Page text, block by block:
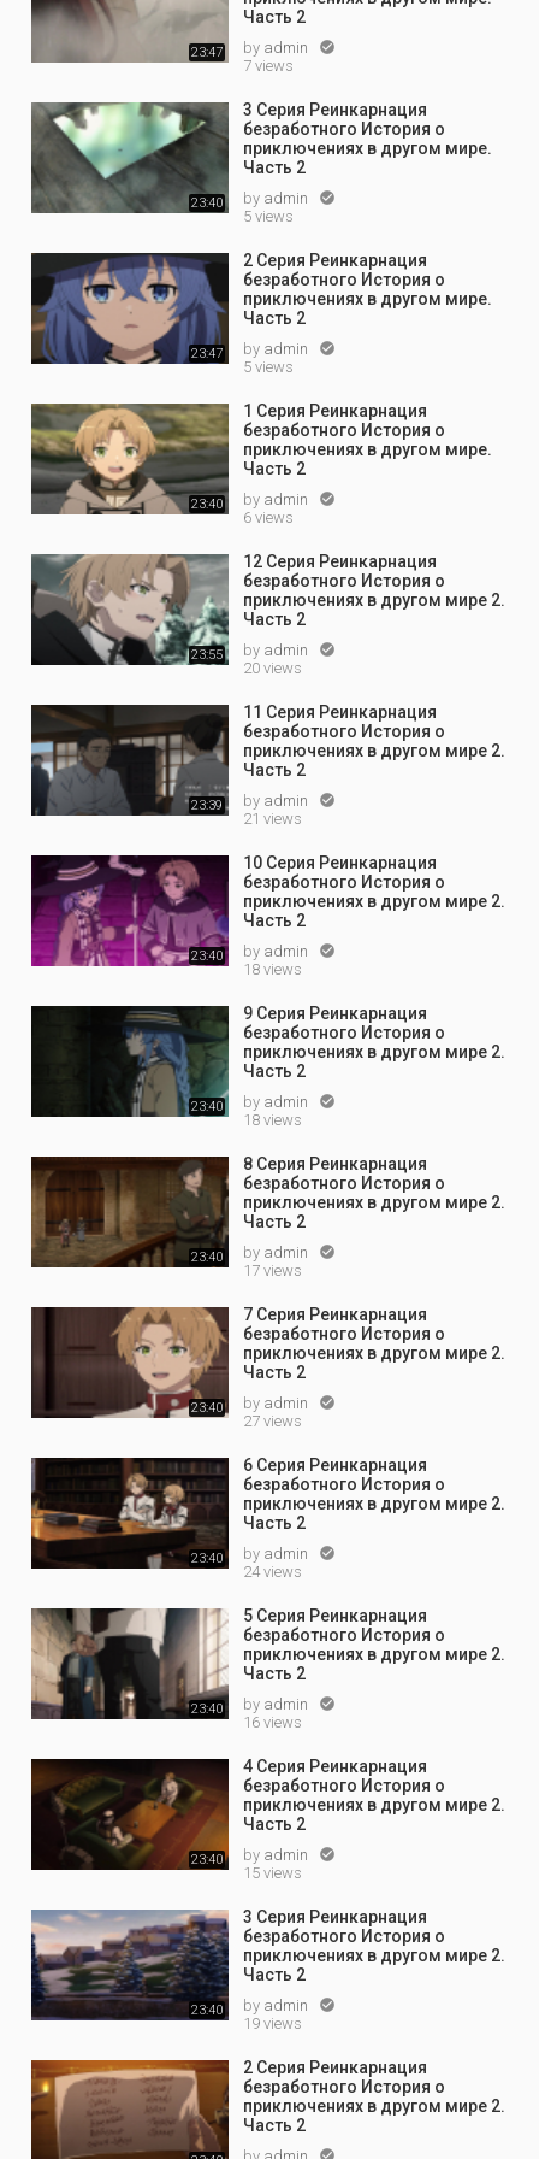
23:47
Часть 2
by admin 
7 views
23:40
3 Серия Реинкарнация
безработного История о
приключениях в другом мире.
Часть 2
by admin 
5 views
23:47
2 Серия Реинкарнация
безработного История о
приключениях в другом мире.
Часть 2
by admin 
5 views
23:40
1 Серия Реинкарнация
безработного История о
приключениях в другом мире.
Часть 2
by admin 
6 views
23:55
12 Серия Реинкарнация
безработного История о
приключениях в другом мире 2.
Часть 2
by admin 
20 views
23:39
11 Серия Реинкарнация
безработного История о
приключениях в другом мире 2.
Часть 2
by admin 
21 views
23:40
10 Серия Реинкарнация
безработного История о
приключениях в другом мире 2.
Часть 2
by admin 
18 views
23:40
9 Серия Реинкарнация
безработного История о
приключениях в другом мире 2.
Часть 2
by admin 
18 views
23:40
8 Серия Реинкарнация
безработного История о
приключениях в другом мире 2.
Часть 2
by admin 
17 views
23:40
7 Серия Реинкарнация
безработного История о
приключениях в другом мире 2.
Часть 2
by admin 
27 views
23:40
6 Серия Реинкарнация
безработного История о
приключениях в другом мире 2.
Часть 2
by admin 
24 views
23:40
5 Серия Реинкарнация
безработного История о
приключениях в другом мире 2.
Часть 2
by admin 
16 views
23:40
4 Серия Реинкарнация
безработного История о
приключениях в другом мире 2.
Часть 2
by admin 
15 views
23:40
3 Серия Реинкарнация
безработного История о
приключениях в другом мире 2.
Часть 2
by admin 
19 views
2 Серия Реинкарнация
безработного История о
приключениях в другом мире 2.
Часть 2
